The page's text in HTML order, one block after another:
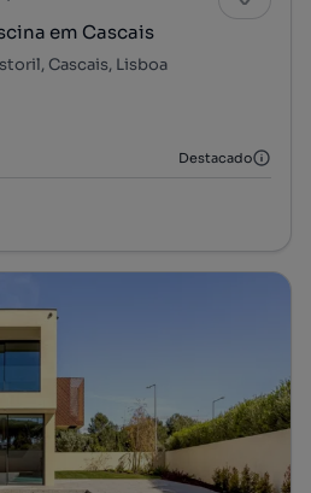
em Cascais
Cascais, Lisboa
Destacado